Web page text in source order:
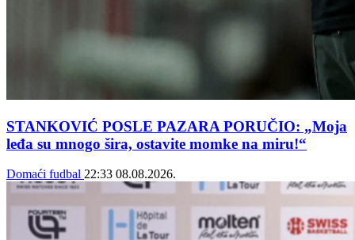
STANKOVIĆ POSLE PAZARA PORUČIO: „Moja
leđa su mnogo šira, ostavite momke na miru!“
Domaći fudbal 22:33 08.08.2026.